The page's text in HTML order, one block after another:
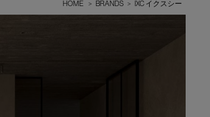
HOME > BRANDS > IXC イクスシー